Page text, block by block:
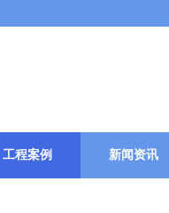
工程案例 新闻资讯